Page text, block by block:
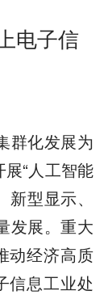
电子信
群化发展为
“人工智能
型显示、
发展。重大
动经济高质
信息工业处